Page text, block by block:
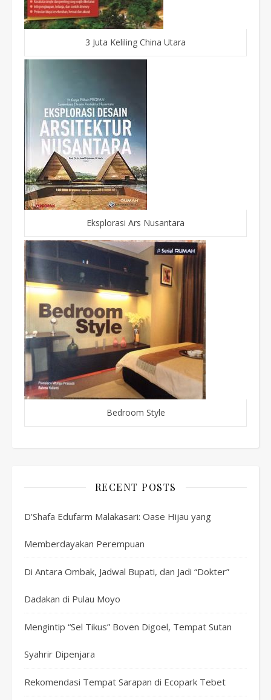
3 Juta Keliling China Utara
Eksplorasi Ars Nusantara
Bedroom Style
RECENT POSTS
D’Shafa Edufarm Malakasari: Oase Hijau yang
Memberdayakan Perempuan
Di Antara Ombak, Jadwal Bupati, dan Jadi “Dokter”
Dadakan di Pulau Moyo
Mengintip “Sel Tikus” Boven Digoel, Tempat Sutan
Syahrir Dipenjara
Rekomendasi Tempat Sarapan di Ecopark Tebet